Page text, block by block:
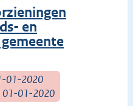
en
01-2020
01-01-2020